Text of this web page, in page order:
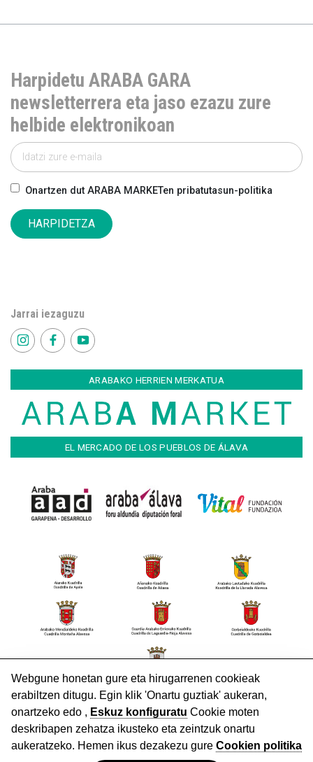
Harpidetu ARABA GARA
newsletterrera eta jaso ezazu zure
helbide elektronikoan
Onartzen dut ARABA MARKETen pribatutasun-politika
HARPIDETZA
Jarrai iezaguzu
ARABAKO HERRIEN MERKATUA
EL MERCADO DE LOS PUEBLOS DE ÁLAVA
HARREMANETARAKO
Pribatutasun politika Cookieak